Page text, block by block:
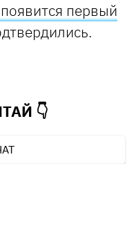
первый
👇